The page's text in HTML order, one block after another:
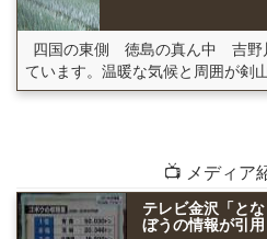
四国の東側 徳島の真ん中 吉野
ています。温暖な気候と周囲が剣
📺 メディア
テレビ金沢「と
ぼうの情報が引用